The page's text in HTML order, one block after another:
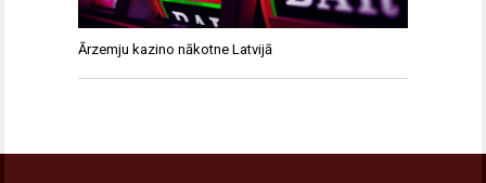
Ārzemju kazino nākotne Latvijā